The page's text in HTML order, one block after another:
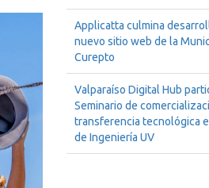
Applicatta culmina
nuevo sitio web de la
Curepto
Valparaíso Digital Hub
Seminario de
transferencia tecnológica
de Ingeniería UV